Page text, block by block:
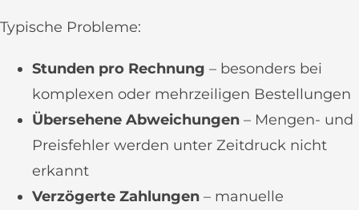
Typische Probleme:
Stunden pro Rechnung – besonders bei
komplexen oder mehrzeiligen Bestellungen
Übersehene Abweichungen – Mengen- und
Preisfehler werden unter Zeitdruck nicht
erkannt
Verzögerte Zahlungen – manuelle